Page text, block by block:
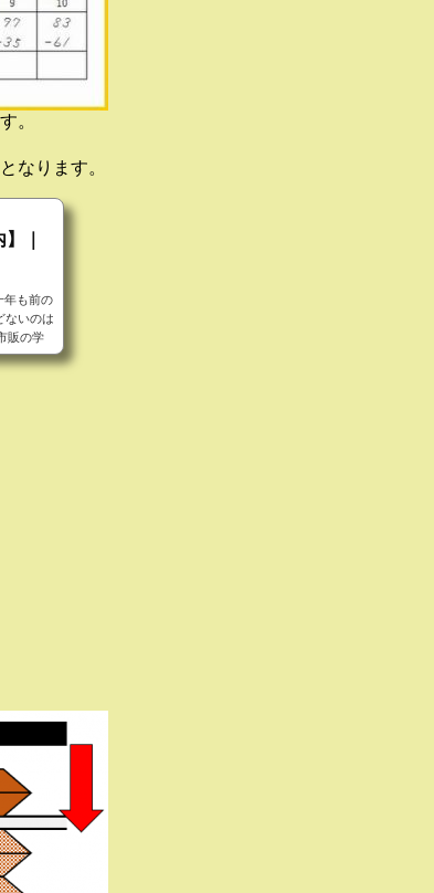
。
なります。
｜
年も前の
ないのは
販の学
いると昭